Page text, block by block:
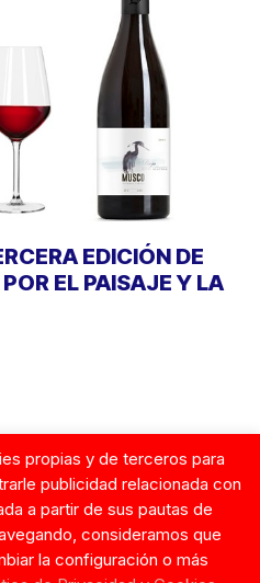
EDICIÓN DE
EL PAISAJE Y LA
propias y de terceros para
publicidad relacionada con
a partir de sus pautas de
consideramos que
la configuración o más